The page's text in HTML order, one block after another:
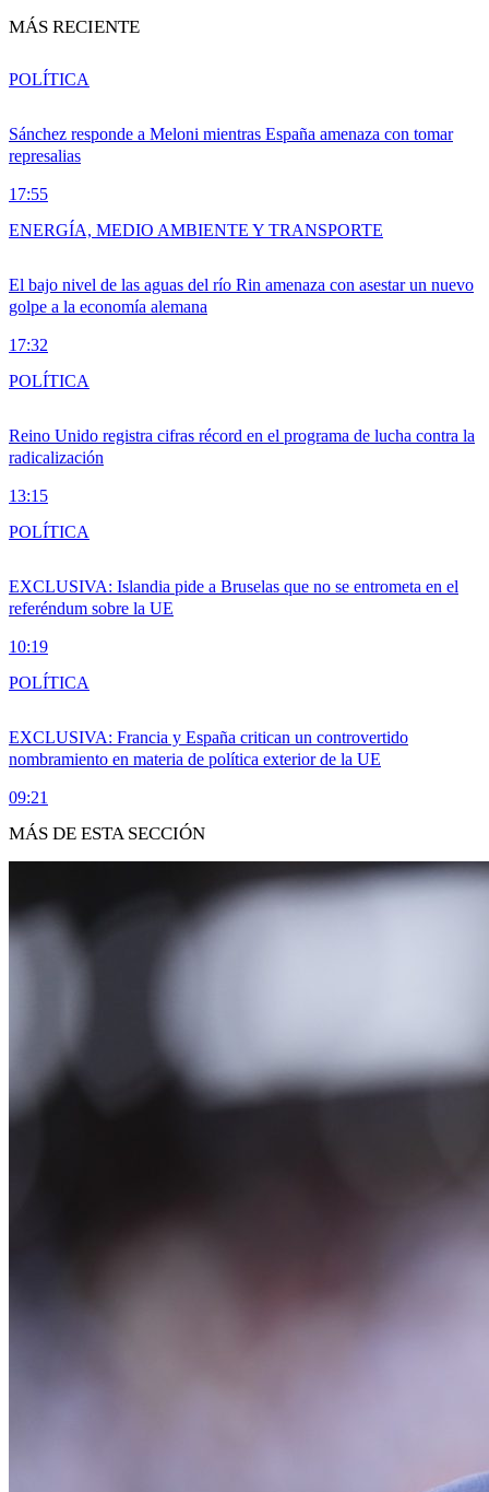
MÁS RECIENTE
Sánchez responde a Meloni mientras España amenaza con tomar
represalias
17:55
POLÍTICA
El bajo nivel de las aguas del río Rin amenaza con asestar un nuevo
golpe a la economía alemana
17:32
ENERGÍA, MEDIO AMBIENTE Y TRANSPORTE
Reino Unido registra cifras récord en el programa de lucha contra la
radicalización
13:15
POLÍTICA
EXCLUSIVA: Islandia pide a Bruselas que no se entrometa en el
referéndum sobre la UE
10:19
POLÍTICA
EXCLUSIVA: Francia y España critican un controvertido
nombramiento en materia de política exterior de la UE
09:21
POLÍTICA
MÁS DE ESTA SECCIÓN